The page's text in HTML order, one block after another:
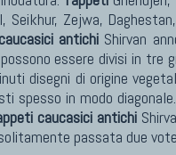
Seikhur, Zejwa,
antichi Shirvan
essere divisi in
disegni di origine
spesso in modo
caucasici antichi
passata due